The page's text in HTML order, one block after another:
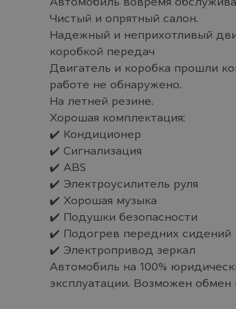
Чистый и опрятный салон.
Надежный и неприхотливый
коробкой передач
Двигатель и коробка прошли
работе не обнаружено.
На летней резине.
Хорошая комплектация:
✔️ Кондиционер
✔️ Сигнализация
✔️ ABS
✔️ Электроусилитель руля
✔️ Хорошая музыка
✔️ Подушки безопасности
✔️ Подогрев передних сидений
✔️ Электропривод зеркал
Автомобиль на 100%
эксплуатации. Возможен обмен